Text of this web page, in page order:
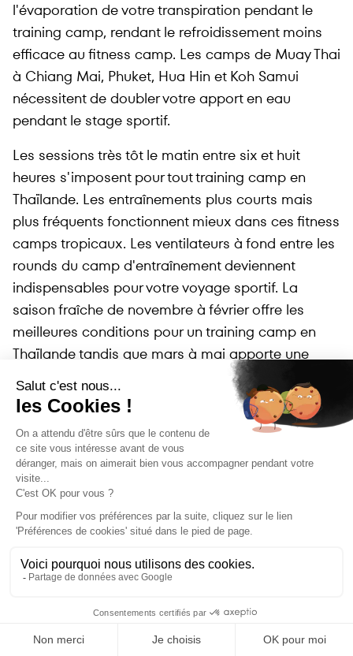
l'évaporation de votre transpiration pendant le
training camp, rendant le refroidissement moins
efficace au fitness camp. Les camps de Muay Thai
à Chiang Mai, Phuket, Hua Hin et Koh Samui
nécessitent de doubler votre apport en eau
pendant le stage sportif.
Les sessions très tôt le matin entre six et huit
heures s'imposent pour tout training camp en
Thaïlande. Les entraînements plus courts mais
plus fréquents fonctionnent mieux dans ces fitness
camps tropicaux. Les ventilateurs à fond entre les
rounds du camp d'entraînement deviennent
indispensables pour votre voyage sportif. La
saison fraîche de novembre à février offre les
meilleures conditions pour un training camp en
Thaïlande tandis que mars à mai apporte une
chaleur extrême dans les fitness camps.
Fitness camp Maroc : chaleur sèche et
déshydratation invisible
Le Maroc propose une chaleur sèche avec une
humidité de vingt à quarante pour cent dans ses
camps d'entraînement. Cette sécheresse accélère
l'évaporation de la transpiration pendant le fitness
training camp. Vous transpirez énormément sans
forcément vous en rendre compte au camp